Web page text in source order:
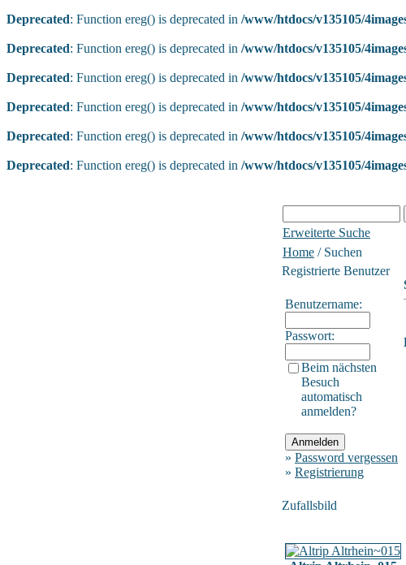
Deprecated: Function ereg() is deprecated in /www/htdocs/v135105/
Deprecated: Function ereg() is deprecated in /www/htdocs/v135105/
Deprecated: Function ereg() is deprecated in /www/htdocs/v135105/
Deprecated: Function ereg() is deprecated in /www/htdocs/v135105/
Deprecated: Function ereg() is deprecated in /www/htdocs/v135105/
Deprecated: Function ereg() is deprecated in /www/htdocs/v135105/
Erweiterte Suche
Home / Suchen
Registrierte Benutzer
Benutzername:
Passwort:
Beim nächsten
Besuch
automatisch
anmelden?
» Password vergessen
» Registrierung
Zufallsbild